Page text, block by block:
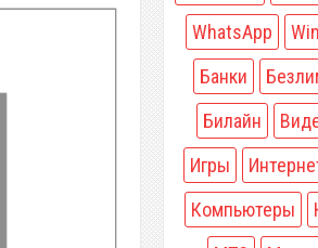
WhatsApp
Банки
Билайн
Игры
Компьютеры